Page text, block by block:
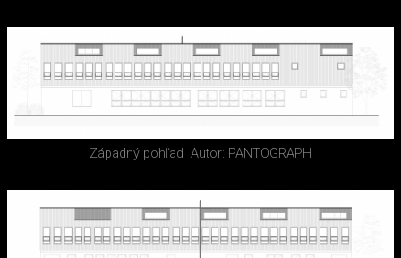
Západný pohľad Autor: PANTOGRAPH